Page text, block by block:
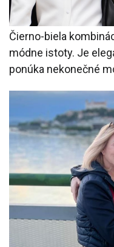
Čierno-biela
módne istoty. Je
ponúka nekonečné